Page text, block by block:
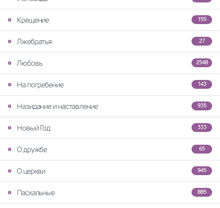
155
Крещение
27
Лжебратья
2548
Любовь
143
На погребение
935
Назидание и наставление
333
Новый Год
65
О дружбе
945
О церкви
885
Пасхальные